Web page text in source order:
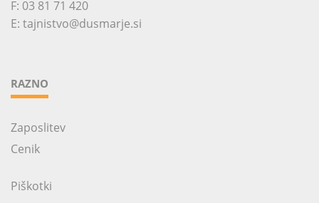
F: 03 81 71 420
E: tajnistvo@dusmarje.si
RAZNO
Zaposlitev
Cenik
Piškotki